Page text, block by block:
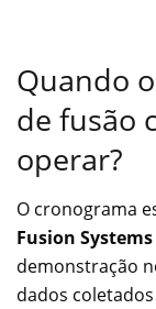
Quando
de fusão
operar?
O cronograma
Fusion Systems
demonstração
dados